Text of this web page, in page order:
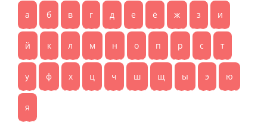
а б в г д е ё ж з и
й к л м н о п р с т
у ф х ц ч ш щ ы э ю
я